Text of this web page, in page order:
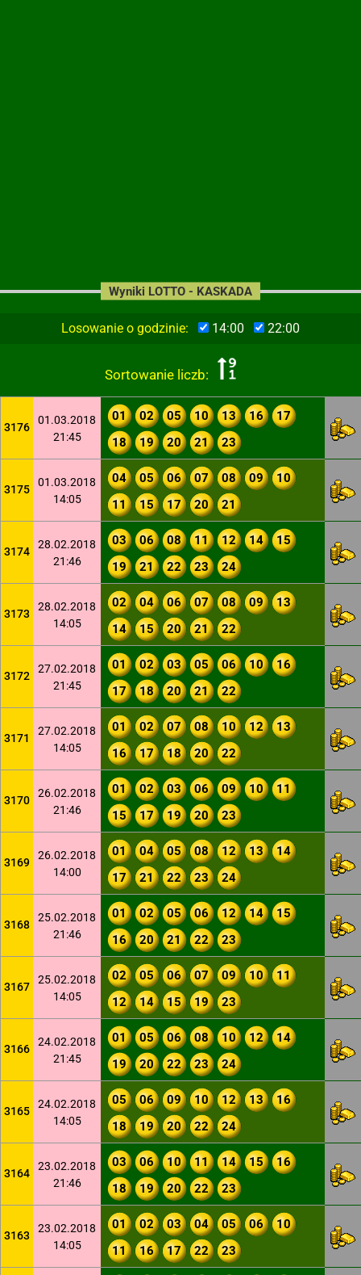
Losowanie o godzinie: 14:00 22:00
Sortowanie liczb:
Wyniki LOTTO - KASKADA
3176
01.03.2018
21:45
01 02 05 10 13 16
17
18
19 20 21 23
3175
01.03.2018
14:05
04 05 06 07 08 09
10
11
15 17 20 21
3174
28.02.2018
21:46
03 06 08 11 12 14
15
19
21 22 23 24
3173
28.02.2018
14:05
02 04 06 07 08 09
13
14
15 20 21 22
3172
27.02.2018
21:45
01 02 03 05 06 10
16
17
18 20 21 22
3171
27.02.2018
14:05
01 02 07 08 10 12
13
16
17 18 20 22
3170
26.02.2018
21:46
01 02 03 06 09 10
11
15
17 19 20 23
3169
26.02.2018
14:00
01 04 05 08 12 13
14
17
21 22 23 24
3168
25.02.2018
21:46
01 02 05 06 12 14
15
16
20 21 22 23
3167
25.02.2018
14:05
02 05 06 07 09 10
11
12
14 15 19 23
3166
24.02.2018
21:45
01 05 06 08 10 12
14
19
20 22 23 24
3165
24.02.2018
14:05
05 06 09 10 12 13
16
18
19 20 22 24
3164
23.02.2018
21:46
03 06 10 11 14 15
16
18
19 20 22 23
3163
23.02.2018
14:05
01 02 03 04 05 06
10
11
16 17 22 23